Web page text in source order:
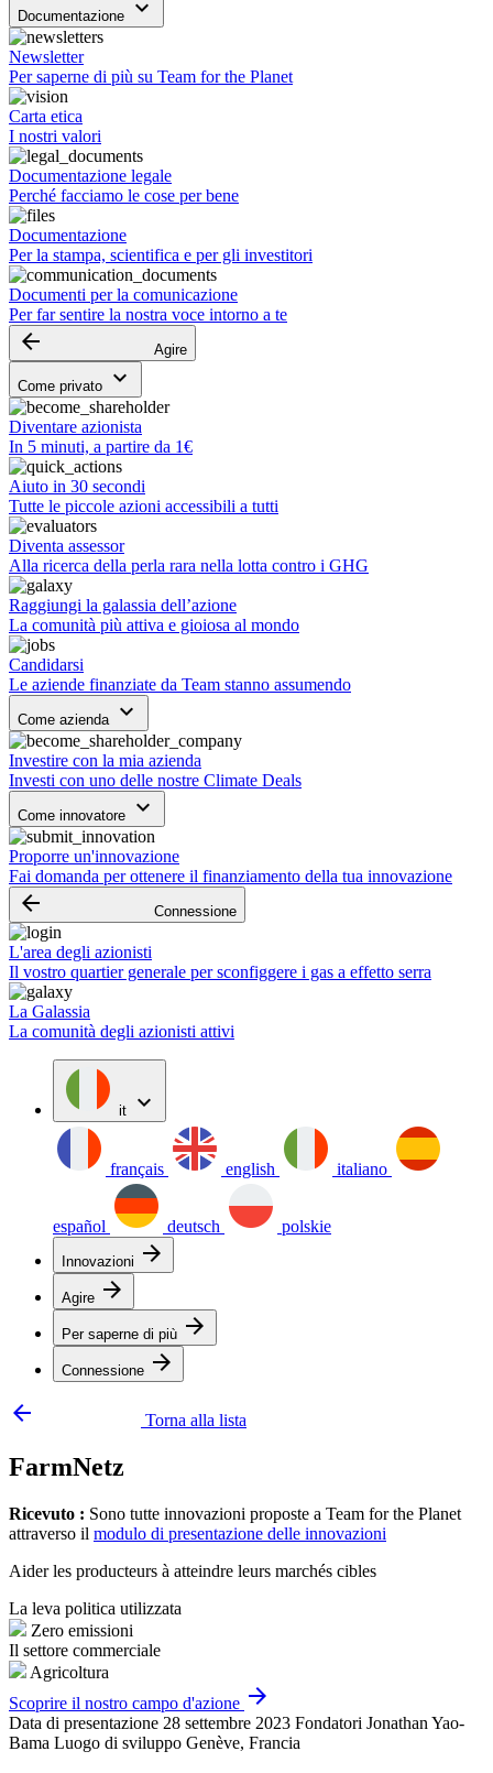
Documentazione keyboard_arrow_down
Newsletter
Per saperne di più su Team for the Planet
Carta etica
I nostri valori
Documentazione legale
Perché facciamo le cose per bene
Documentazione
Per la stampa, scientifica e per gli investitori
Documenti per la comunicazione
Per far sentire la nostra voce intorno a te
arrow_backward Agire
Come privato keyboard_arrow_down
Diventare azionista
In 5 minuti, a partire da 1€
Aiuto in 30 secondi
Tutte le piccole azioni accessibili a tutti
Diventa assessor
Alla ricerca della perla rara nella lotta contro i GHG
Raggiungi la galassia dell’azione
La comunità più attiva e gioiosa al mondo
Candidarsi
Le aziende finanziate da Team stanno assumendo
Come azienda keyboard_arrow_down
Investire con la mia azienda
Investi con uno delle nostre Climate Deals
Come innovatore keyboard_arrow_down
Proporre un'innovazione
Fai domanda per ottenere il finanziamento della tua innovazione
arrow_backward Connessione
L'area degli azionisti
Il vostro quartier generale per sconfiggere i gas a effetto serra
La Galassia
La comunità degli azionisti attivi
it expand_more
français english italiano
español deutsch polskie
Innovazioni arrow_forward
Agire arrow_forward
Per saperne di più arrow_forward
Connessione arrow_forward
arrow_backward
Torna alla lista
FarmNetz
Ricevuto : Sono tutte innovazioni proposte a Team for the Planet
attraverso il modulo di presentazione delle innovazioni
Aider les producteurs à atteindre leurs marchés cibles
La leva politica utilizzata
Zero emissioni
Il settore commerciale
Agricoltura
Scoprire il nostro campo d'azione arrow_forward
Data di presentazione 28 settembre 2023 Fondatori Jonathan Yao-
Bama Luogo di sviluppo Genève, Francia